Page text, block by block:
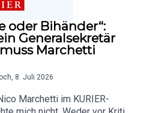
oder Bihänder“:
Generalsekretär
Marchetti
8. Juli 2026
Marchetti im KURIER-